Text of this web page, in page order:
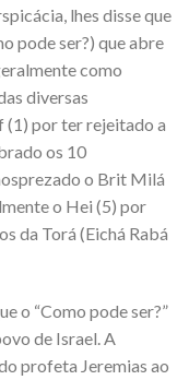
lhes disse que
como
diversas
(1) por ter rejeitado a
os 10
o Brit Milá
o Hei (5) por
da Torá (Eichá Rabá
o “Como pode ser?”
de Israel. A
profeta Jeremias ao